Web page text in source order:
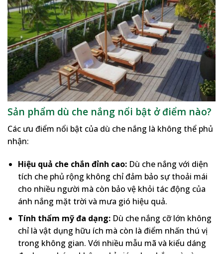
Sản phẩm dù che nắng nổi bật ở điểm nào?
Các ưu điểm nổi bật của dù che nắng là không thể phủ
nhận:
Hiệu quả che chắn đỉnh cao:Dù che nắng với diện
tích che phủ rộng không chỉ đảm bảo sự thoải mái
cho nhiều người mà còn bảo vệ khỏi tác động của
ánh nắng mặt trời và mưa gió hiệu quả.
Tính thẩm mỹ đa dạng:Dù che nắng cỡ lớn không
chỉ là vật dụng hữu ích mà còn là điểm nhấn thú vị
trong không gian. Với nhiều mẫu mã và kiểu dáng